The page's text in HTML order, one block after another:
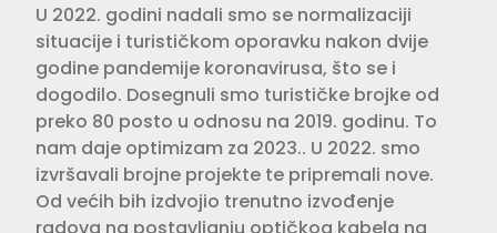
U 2022. godini nadali smo se normalizaciji
situacije i turističkom oporavku nakon dvije
godine pandemije koronavirusa, što se i
dogodilo. Dosegnuli smo turističke brojke od
preko 80 posto u odnosu na 2019. godinu. To
nam daje optimizam za 2023.. U 2022. smo
izvršavali brojne projekte te pripremali nove.
Od većih bih izdvojio trenutno izvođenje